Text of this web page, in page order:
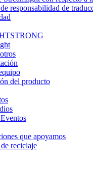
responsabilidad de
del producto
que apoyamos
reciclaje